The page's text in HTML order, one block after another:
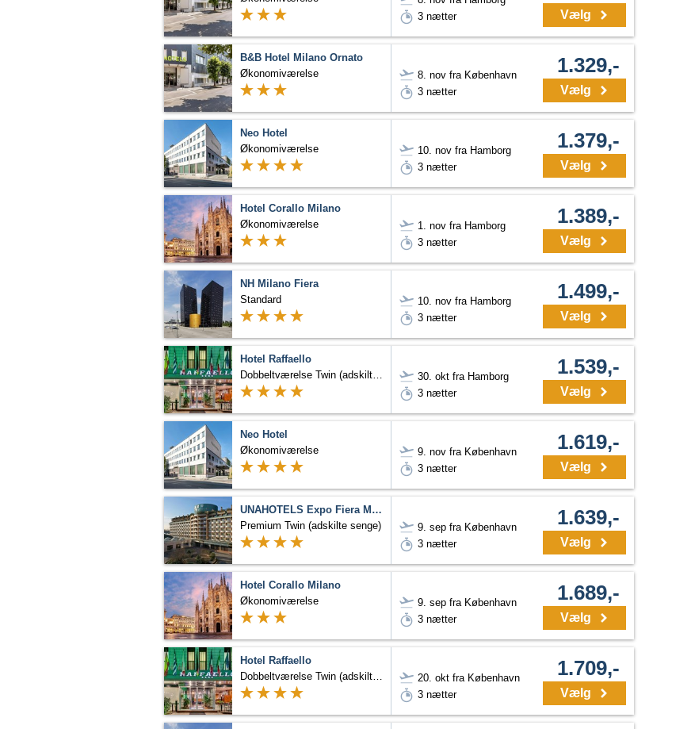
3 nætter
Vælg
B&B Hotel Milano Ornato
Økonomiværelse
8. nov fra København
3 nætter
1.329,-
Vælg
Neo Hotel
Økonomiværelse
10. nov fra Hamborg
3 nætter
1.379,-
Vælg
Hotel Corallo Milano
Økonomiværelse
1. nov fra Hamborg
3 nætter
1.389,-
Vælg
NH Milano Fiera
Standard
10. nov fra Hamborg
3 nætter
1.499,-
Vælg
Hotel Raffaello
Dobbeltværelse Twin (adskilte senge)
30. okt fra Hamborg
3 nætter
1.539,-
Vælg
Neo Hotel
Økonomiværelse
9. nov fra København
3 nætter
1.619,-
Vælg
UNAHOTELS Expo Fiera Milano
Premium Twin (adskilte senge)
9. sep fra København
3 nætter
1.639,-
Vælg
Hotel Corallo Milano
Økonomiværelse
9. sep fra København
3 nætter
1.689,-
Vælg
Hotel Raffaello
Dobbeltværelse Twin (adskilte senge)
20. okt fra København
3 nætter
1.709,-
Vælg